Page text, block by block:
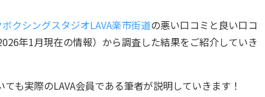
クシングスタジオLAVA楽市街道の悪い口コミと良い口コ
年1月現在の情報）から調査した結果をご紹介していき
も実際のLAVA会員である筆者が説明していきます！